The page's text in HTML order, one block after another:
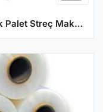
Robopac Helix Max Tam Otomatik Palet Streç Makinesi